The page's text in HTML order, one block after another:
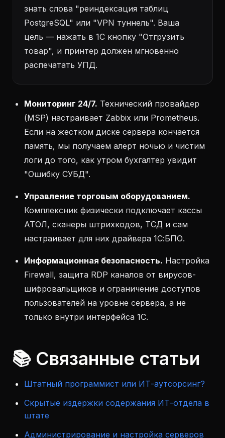
знать слова "реиндексация таблиц
PostgreSQL" или "VPN туннель". Ваша
цель — нажать в 1С кнопку "Отгрузить
товар", и принтер должен мгновенно
распечатать УПД.
Мониторинг 24/7. Технический провайдер
(MSP) настраивает Zabbix или Prometheus.
Если на жестком диске сервера кончается
память, мы получаем алерт ночью и чистим
логи до того, как утром бухгалтер увидит
"Ошибку СУБД".
Управление торговым оборудованием.
Комплексник физически подключает кассы
АТОЛ, сканеры штрихкодов, ТСД и сам
настраивает для них драйвера 1С:БПО.
Информационная безопасность. Настройка
Firewall, защита RDP каналов от вирусов-
шифровальщиков и ограничение доступов
пользователей на уровне сервера, а не
только внутри интерфейса 1С.
📚 Связанные статьи
Штатный программист или ИТ-аутсорсинг?
Скрытые издержки содержания ИТ-отдела в
штате
Администрирование и настройка серверов